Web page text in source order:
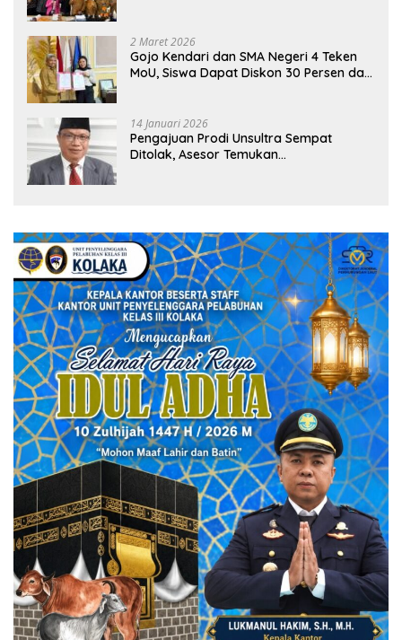
2 Maret 2026
Gojo Kendari dan SMA Negeri 4 Teken
MoU, Siswa Dapat Diskon 30 Persen dan
14 Januari 2026
Pengajuan Prodi Unsultra Sempat
Ditolak, Asesor Temukan